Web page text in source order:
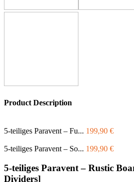
Product Description
5-teiliges Paravent – Fu... 199,90 €
5-teiliges Paravent – So... 199,90 €
5-teiliges Paravent – Rustic
Dividers]